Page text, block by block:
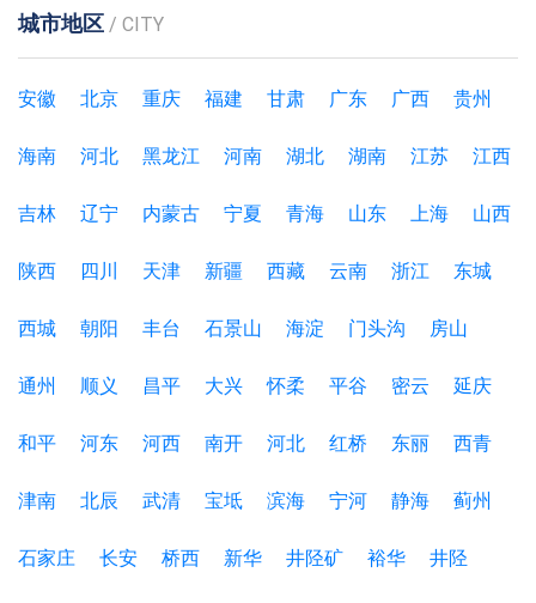
城市地区 / CITY
安徽 北京 重庆 福建 甘肃 广东 广西 贵州
海南 河北 黑龙江 河南 湖北 湖南 江苏 江西
吉林 辽宁 内蒙古 宁夏 青海 山东 上海 山西
陕西 四川 天津 新疆 西藏 云南 浙江 东城
西城 朝阳 丰台 石景山 海淀 门头沟 房山
通州 顺义 昌平 大兴 怀柔 平谷 密云 延庆
和平 河东 河西 南开 河北 红桥 东丽 西青
津南 北辰 武清 宝坻 滨海 宁河 静海 蓟州
石家庄 长安 桥西 新华 井陉矿 裕华 井陉